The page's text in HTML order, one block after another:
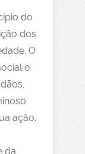
do
dos
O
e
ação.
da